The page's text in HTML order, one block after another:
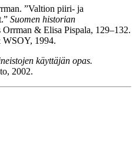
”Valtion piiri- ja
Suomen historian
Orrman & Elisa Pispala, 129–132.
WSOY, 1994.
käyttäjän opas.
2002.